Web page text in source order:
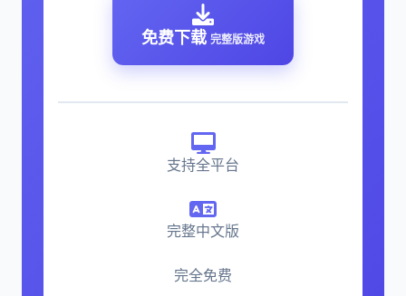
免费下载 完整版游戏
支持全平台
完整中文版
完全免费